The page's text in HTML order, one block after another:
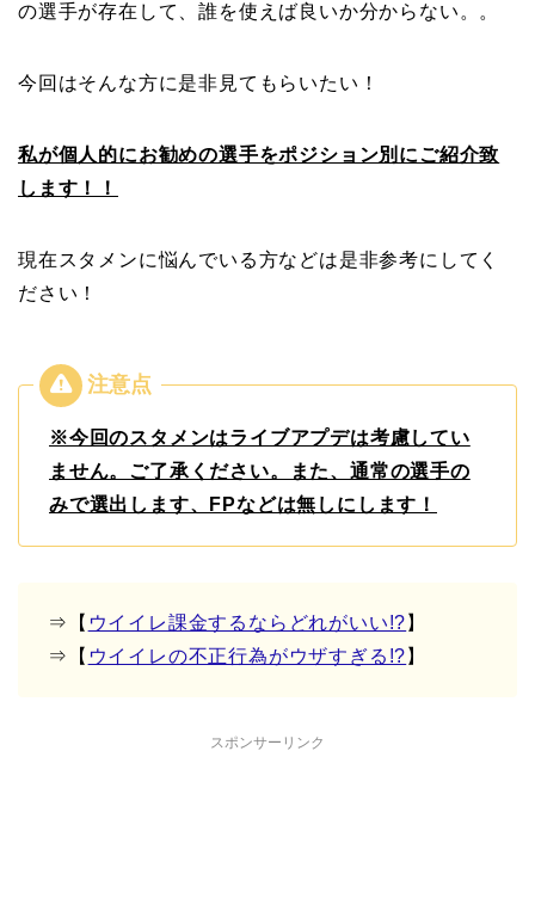
の選手が存在して、誰を使えば良いか分からない。。
今回はそんな方に是非見てもらいたい！
私が個人的にお勧めの選手をポジション別にご紹介致
します！！
現在スタメンに悩んでいる方などは是非参考にしてく
ださい！
※今回のスタメンはライブアプデは考慮してい
ません。ご了承ください。また、通常の選手の
みで選出します、FPなどは無しにします！
⇒【 ウイイレ課金するならどれがいい!? 】
⇒【 ウイイレの不正行為がウザすぎる!? 】
スポンサーリンク